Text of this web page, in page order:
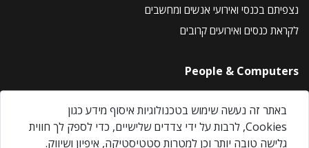
נצפיתם בכנסי ואירועי אנשים ומחשבים
לקראת כנסים ואירועים קרובים
People & Computers
About Us
Privacy Policy
Contact Us
באתר זה נעשה שימוש בטכנולוגיות איסוף מידע כגון
Cookies, לרבות על ידי צדדים שלישיים, כדי לספק לך חווית
גלישה טובה יותר וכן למטרות סטטיסטיקה, איפיון ושיווק.